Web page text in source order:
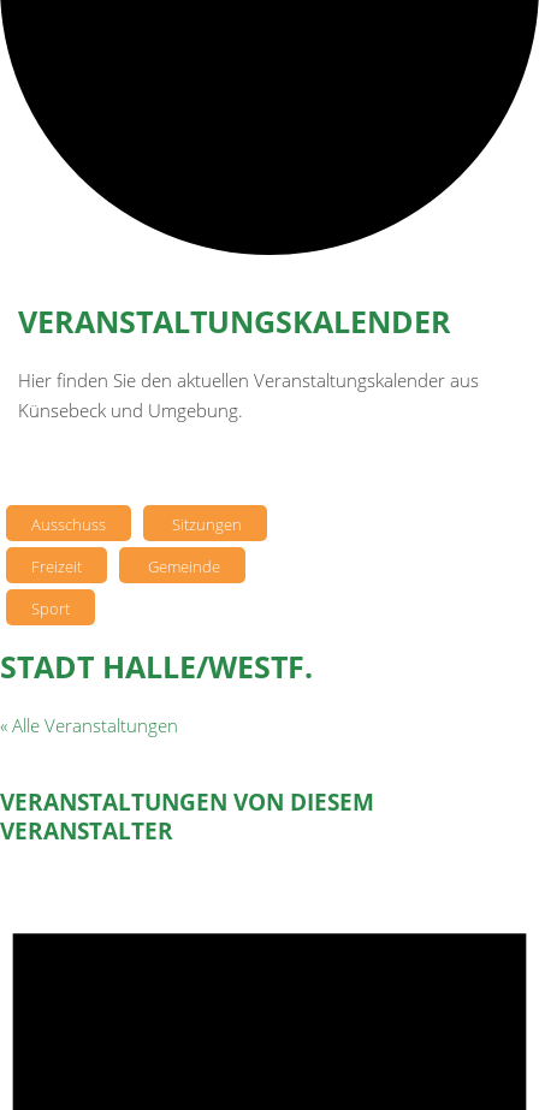
VERANSTALTUNGSKALENDER
Hier finden Sie den aktuellen Veranstaltungskalender aus
Künsebeck und Umgebung.
Ausschuss
Sitzungen
Freizeit
Gemeinde
Sport
STADT HALLE/WESTF.
« Alle Veranstaltungen
VERANSTALTUNGEN VON DIESEM
VERANSTALTER